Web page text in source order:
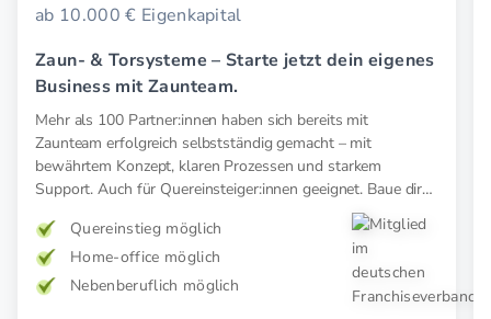
ab 10.000 € Eigenkapital
Zaun- & Torsysteme – Starte jetzt dein eigenes
Business mit Zaunteam.
Mehr als 100 Partner:innen haben sich bereits mit
Zaunteam erfolgreich selbstständig gemacht – mit
bewährtem Konzept, klaren Prozessen und starkem
Support. Auch für Quereinsteiger:innen geeignet. Baue dir
ein krisensicheres Business im wachsenden Handwerk
Quereinstieg möglich
Home-office möglich
Nebenberuflich möglich